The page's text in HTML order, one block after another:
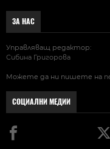
ЗА НАС
Управляващ редактор:
Сибина Григорова
Можете да ни пишете на
СОЦИАЛНИ МЕДИИ